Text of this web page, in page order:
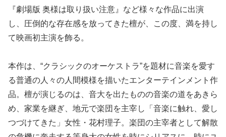
『劇場版 奥様は取り扱い注意』など様々な作品に出演
し、圧倒的な存在感を放ってきた檀が、この度、満を持し
て映画初主演を飾る。
本作は、“クラシックのオーケストラ”を題材に音楽を愛す
る普通の人々の人間模様を描いたエンターテインメント作
品。檀が演じるのは、音大を出たものの音楽の道をあきら
め、家業を継ぎ、地元で楽団を主宰し「音楽に触れ、愛し
つづけてきた」女性・花村理子。楽団の主宰者として解散